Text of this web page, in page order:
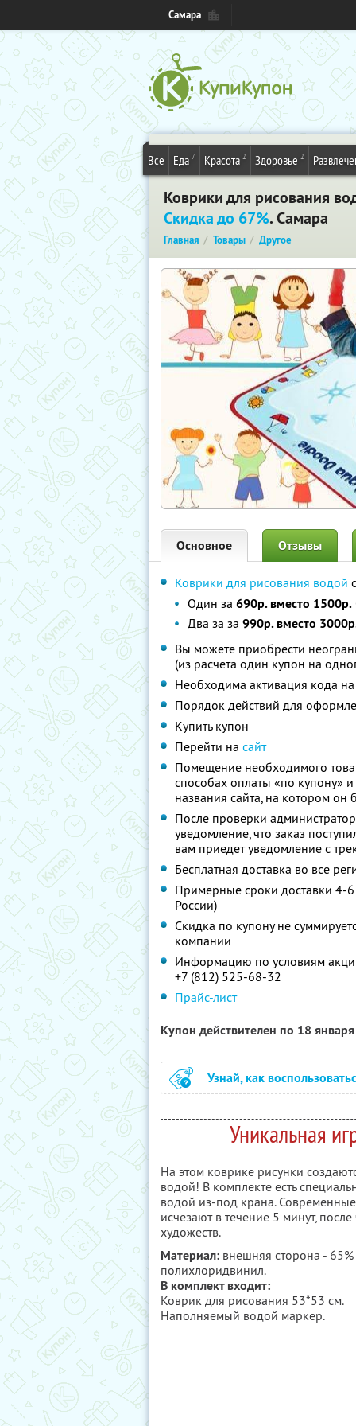
Самара
Все Еда 7 Красота 2 Здоровье 2
Коврики для рисования
Скидка до 67%. Самара
Главная Товары Другое
Основное Отзывы
Коврики для рисования водой
Один за 690р. вместо 1500р.
Два за за 990р. вместо
Вы можете приобрести
(из расчета один купон на
Необходима активация кода на
Порядок действий для
Купить купон
Перейти на сайт
Помещение необходимого
способах оплаты «по купону»
названия сайта, на котором он
После проверки
уведомление, что заказ
вам приедет уведомление с
Бесплатная доставка во все
Примерные сроки доставки 4-6
России)
Скидка по купону не
компании
Информацию по условиям
+7 (812) 525-68-32
Прайс-лист
Купон действителен по 18
Узнай, как
Уникальная
На этом коврике рисунки
водой! В комплекте есть
водой из-под крана.
исчезают в течение 5 минут,
художеств.
Материал: внешняя сторона -
полихлоридвинил.
В комплект входит:
Коврик для рисования 53*53 см.
Наполняемый водой маркер.